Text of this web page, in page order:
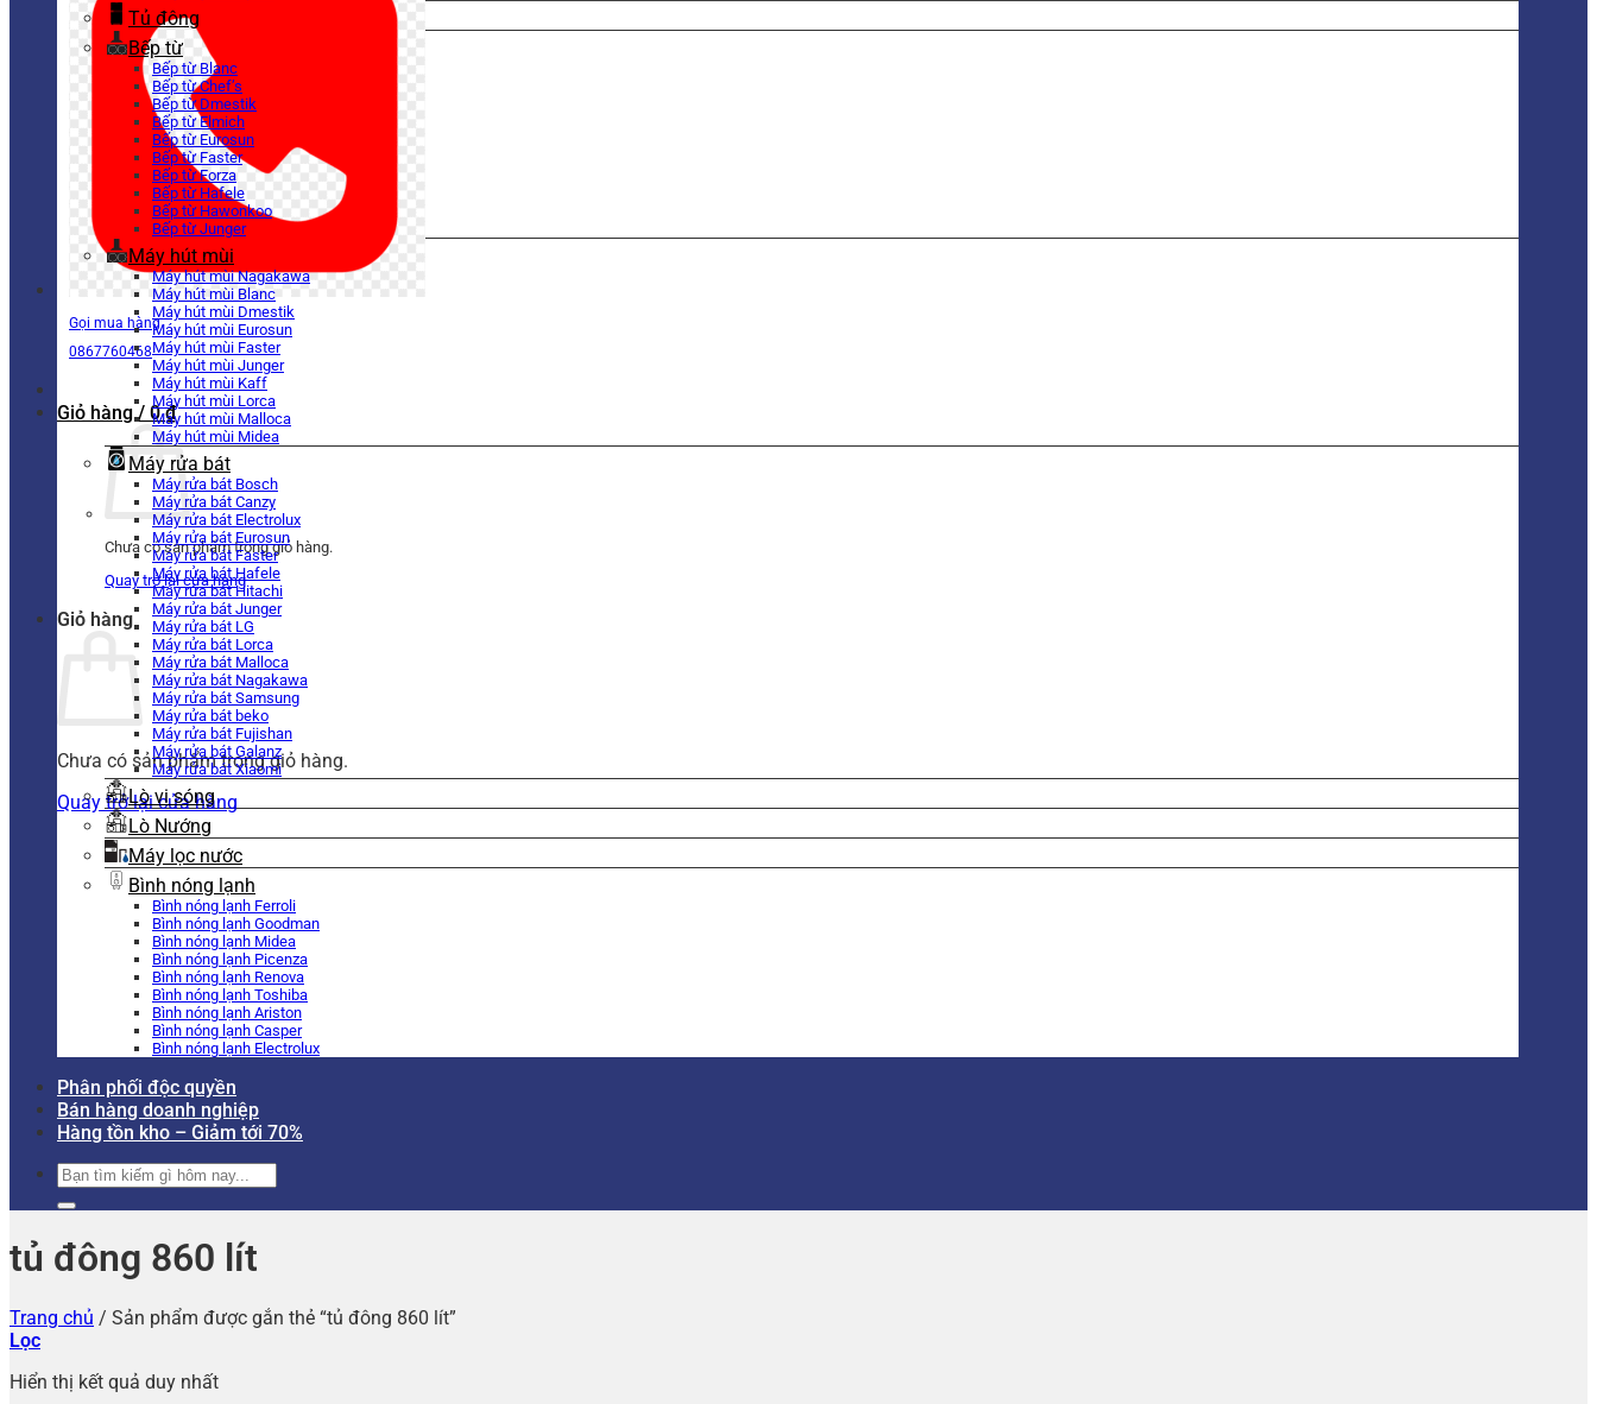
Gọi mua hàng
0867760468
Giỏ hàng / 0₫
Chưa có sản phẩm trong giỏ hàng.
Quay trở lại cửa hàng
Giỏ hàng
Chưa có sản phẩm trong giỏ hàng.
Quay trở lại cửa hàng
Tủ đông
Bếp từ
Bếp từ Blanc
Bếp từ Chef’s
Bếp từ Dmestik
Bếp từ Elmich
Bếp từ Eurosun
Bếp từ Faster
Bếp từ Forza
Bếp từ Hafele
Bếp từ Hawonkoo
Bếp từ Junger
Máy hút mùi
Máy hút mùi Nagakawa
Máy hút mùi Blanc
Máy hút mùi Dmestik
Máy hút mùi Eurosun
Máy hút mùi Faster
Máy hút mùi Junger
Máy hút mùi Kaff
Máy hút mùi Lorca
Máy hút mùi Malloca
Máy hút mùi Midea
Máy rửa bát
Máy rửa bát Bosch
Máy rửa bát Canzy
Máy rửa bát Electrolux
Máy rửa bát Eurosun
Máy rửa bát Faster
Máy rửa bát Hafele
Máy rửa bát Hitachi
Máy rửa bát Junger
Máy rửa bát LG
Máy rửa bát Lorca
Máy rửa bát Malloca
Máy rửa bát Nagakawa
Máy rửa bát Samsung
Máy rửa bát beko
Máy rửa bát Fujishan
Máy rửa bát Galanz
Máy rửa bát Xiaomi
Lò vi sóng
Lò Nướng
Máy lọc nước
Bình nóng lạnh
Bình nóng lạnh Ferroli
Bình nóng lạnh Goodman
Bình nóng lạnh Midea
Bình nóng lạnh Picenza
Bình nóng lạnh Renova
Bình nóng lạnh Toshiba
Bình nóng lạnh Ariston
Bình nóng lạnh Casper
Bình nóng lạnh Electrolux
Phân phối độc quyền
Bán hàng doanh nghiệp
Hàng tồn kho – Giảm tới 70%
Tìm
kiếm:
tủ đông 860 lít
Trang chủ / Sản phẩm được gắn thẻ “tủ đông 860 lít”
Lọc
Hiển thị kết quả duy nhất